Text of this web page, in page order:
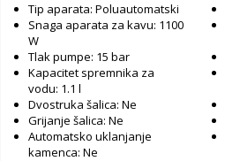
Tip aparata: Poluautomatski
Snaga aparata za kavu: 1100
W
Tlak pumpe: 15 bar
Kapacitet spremnika za
vodu: 1.1 l
Dvostruka šalica: Ne
Grijanje šalica: Ne
Automatsko uklanjanje
kamenca: Ne